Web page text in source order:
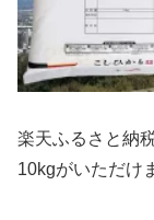
楽天ふるさと納
10kgがいただけ